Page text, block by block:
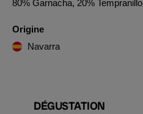
80% Garnacha, 20% Tempranillo
Origine
Navarra
DÉGUSTATION